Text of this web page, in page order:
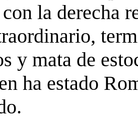
la derecha
y mata de
ha estado